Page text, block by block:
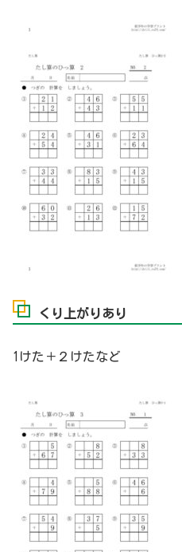
くり上がりあり
1けた＋２けたなど